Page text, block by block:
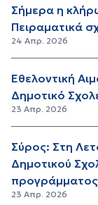
Σήμερα η
Πειραματικά
24 Απρ. 2026
Εθελοντική
Δημοτικό
23 Απρ. 2026
Σύρος: Στη
Δημοτικού
προγράμματος
23 Απρ. 2026